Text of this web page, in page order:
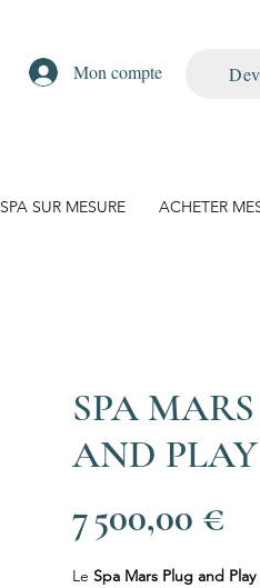
Mon compte
SPA SUR MESURE ACHETER
SPA
AND PLAY
7 500,00 €
Le Spa Mars Plug and